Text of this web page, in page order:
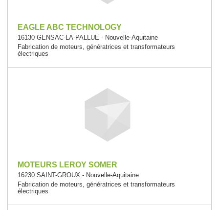
EAGLE ABC TECHNOLOGY
16130 GENSAC-LA-PALLUE - Nouvelle-Aquitaine
Fabrication de moteurs, génératrices et transformateurs
électriques
MOTEURS LEROY SOMER
16230 SAINT-GROUX - Nouvelle-Aquitaine
Fabrication de moteurs, génératrices et transformateurs
électriques